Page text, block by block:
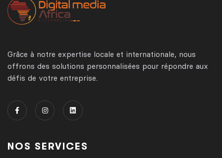
Grâce à notre expertise locale et internationale, nous
offrons des solutions personnalisées pour répondre aux
défis de votre entreprise.
NOS SERVICES